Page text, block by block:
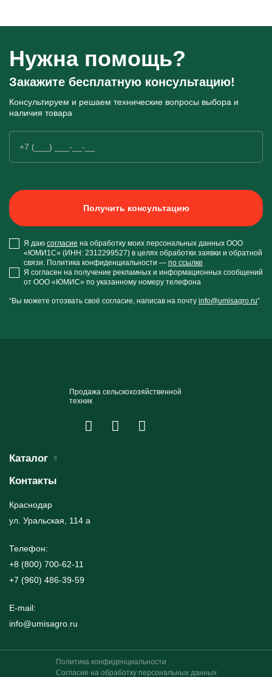
Нужна помощь?
Закажите бесплатную консультацию!
Консультируем и решаем технические вопросы выбора и
наличия товара
Я даю согласие на обработку моих персональных данных ООО
«ЮМИ1С» (ИНН: 2312299527) в целях обработки заявки и обратной
связи. Политика конфиденциальности — по ссылке
Я согласен на получение рекламных и информационных сообщений
от ООО «ЮМИС» по указанному номеру телефона
“Вы можете отозвать своё согласие, написав на почту info@umisagro.ru”
Продажа сельскохозяйственной
техник
Каталог
Контакты
Краснодар
ул. Уральская, 114 а
Телефон:
+8 (800) 700-62-11
+7 (960) 486-39-59
E-mail:
info@umisagro.ru
Политика конфиденциальности
Согласие на обработку персональных данных